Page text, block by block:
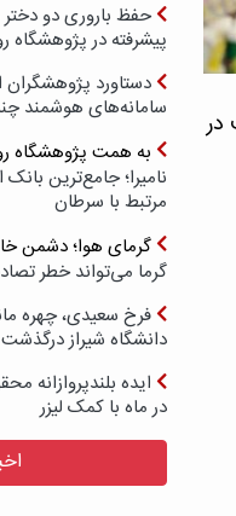
در
حفظ باروری دو دختر
پیشرفته در پژوهشگاه
دستاورد
سامانه‌های هوشمند
به همت پژوهشگاه
مرتبط با سرطان
گرمای هوا؛ دشمن
گرما می‌تواند خطر
فرخ سعیدی، چهره
دانشگاه شیراز درگذشت
ایده بلندپروازانه
در ماه با کمک لیزر